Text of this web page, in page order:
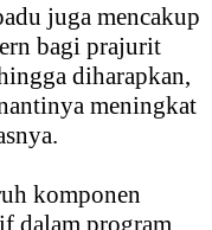
juga mencakup
bagi prajurit
diharapkan,
meningkat
komponen
dalam program